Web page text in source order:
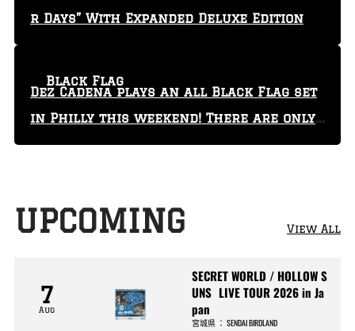
r Days” With Expanded Deluxe Edition
Dez Cadena plays an all Black Flag set
in Philly this weekend! There are only
29 tickets left!
Black Flag
UPCOMING View All
7
Aug
SECRET WORLD / HOLLOW S
UNS LIVE TOUR 2026 in Ja
pan
宮城県 ：SENDAI BIRDLAND